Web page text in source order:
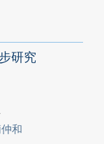
研究
和